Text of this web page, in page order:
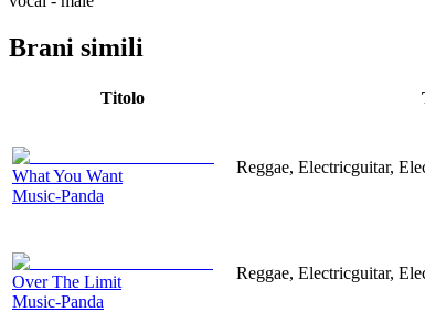
Brani simili
Titolo
What You Want
Music-Panda
Reggae, Electricguitar,
Over The Limit
Music-Panda
Reggae, Electricguitar,